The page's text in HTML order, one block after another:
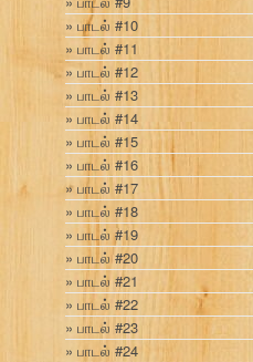
பாடல் #10
பாடல் #11
பாடல் #12
பாடல் #13
பாடல் #14
பாடல் #15
பாடல் #16
பாடல் #17
பாடல் #18
பாடல் #19
பாடல் #20
பாடல் #21
பாடல் #22
பாடல் #23
பாடல் #24